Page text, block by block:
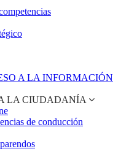
A LA INFORMACIÓN
LA CIUDADANÍA
de conducción